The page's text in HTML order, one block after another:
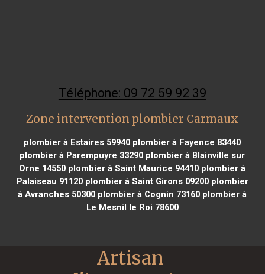
Téléphone: 09 72 59 92 39
Zone intervention plombier Carmaux
plombier à Estaires 59940 plombier à Fayence 83440
plombier à Parempuyre 33290 plombier à Blainville sur
Orne 14550 plombier à Saint Maurice 94410 plombier à
Palaiseau 91120plombier à Saint Girons 09200plombier
à Avranches 50300 plombier à Cognin 73160 plombier à
Le Mesnil le Roi 78600
Artisan